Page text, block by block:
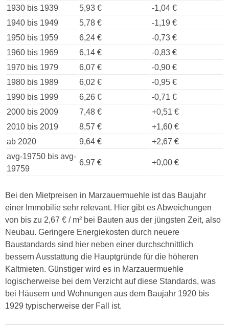
1930 bis 1939
5,93 €
-1,04 €
1940 bis 1949
5,78 €
-1,19 €
1950 bis 1959
6,24 €
-0,73 €
1960 bis 1969
6,14 €
-0,83 €
1970 bis 1979
6,07 €
-0,90 €
1980 bis 1989
6,02 €
-0,95 €
1990 bis 1999
6,26 €
-0,71 €
2000 bis 2009
7,48 €
+0,51 €
2010 bis 2019
8,57 €
+1,60 €
ab 2020
9,64 €
+2,67 €
avg-19750 bis avg-
19759
6,97 € +0,00 €
Bei den Mietpreisen in Marzauermuehle ist das Baujahr
einer Immobilie sehr relevant. Hier gibt es Abweichungen
von bis zu 2,67 € / m² bei Bauten aus der jüngsten Zeit, also
Neubau. Geringere Energiekosten durch neuere
Baustandards sind hier neben einer durchschnittlich
bessern Ausstattung die Hauptgründe für die höheren
Kaltmieten. Günstiger wird es in Marzauermuehle
logischerweise bei dem Verzicht auf diese Standards, was
bei Häusern und Wohnungen aus dem Baujahr 1920 bis
1929 typischerweise der Fall ist.